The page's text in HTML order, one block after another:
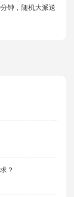
钟，随机大派送
？